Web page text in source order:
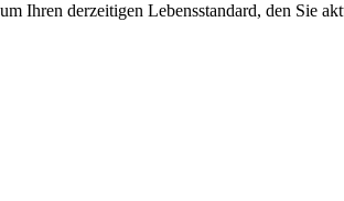
Ihren derzeitigen Lebensstandard, den Sie